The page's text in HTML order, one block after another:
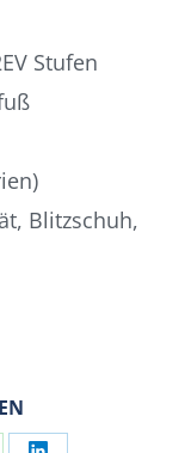
Stufen
Blitzschuh,